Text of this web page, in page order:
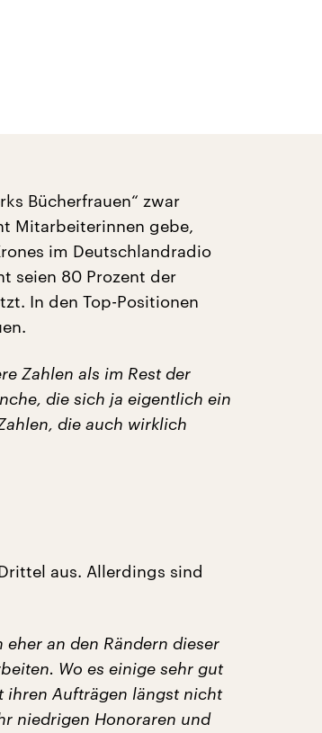
Bücherfrauen“ zwar
Mitarbeiterinnen gebe,
im Deutschlandradio
seien 80 Prozent der
In den Top-Positionen
Zahlen als im Rest der
die sich ja eigentlich ein
die auch wirklich
aus. Allerdings sind
an den Rändern dieser
Wo es einige sehr gut
ihren Aufträgen längst nicht
niedrigen Honoraren und